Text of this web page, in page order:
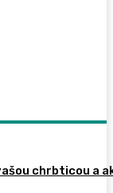
chrbticou a